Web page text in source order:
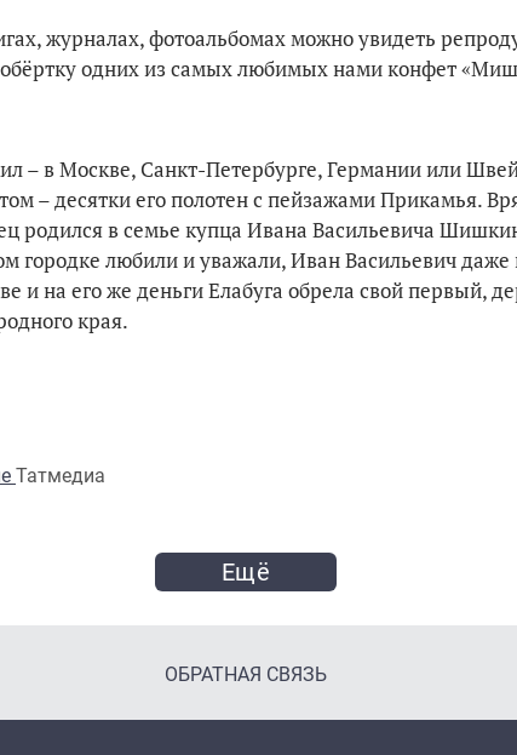
журналах, фотоальбомах можно увидеть
одних из самых любимых нами конфет
– в Москве, Санкт-Петербурге, Германии или
– десятки его полотен с пейзажами Прикамья.
родился в семье купца Ивана Васильевича
городке любили и уважали, Иван Васильевич даже
и на его же деньги Елабуга обрела свой первый,
края.
Татмедиа
Ещё
ОБРАТНАЯ СВЯЗЬ